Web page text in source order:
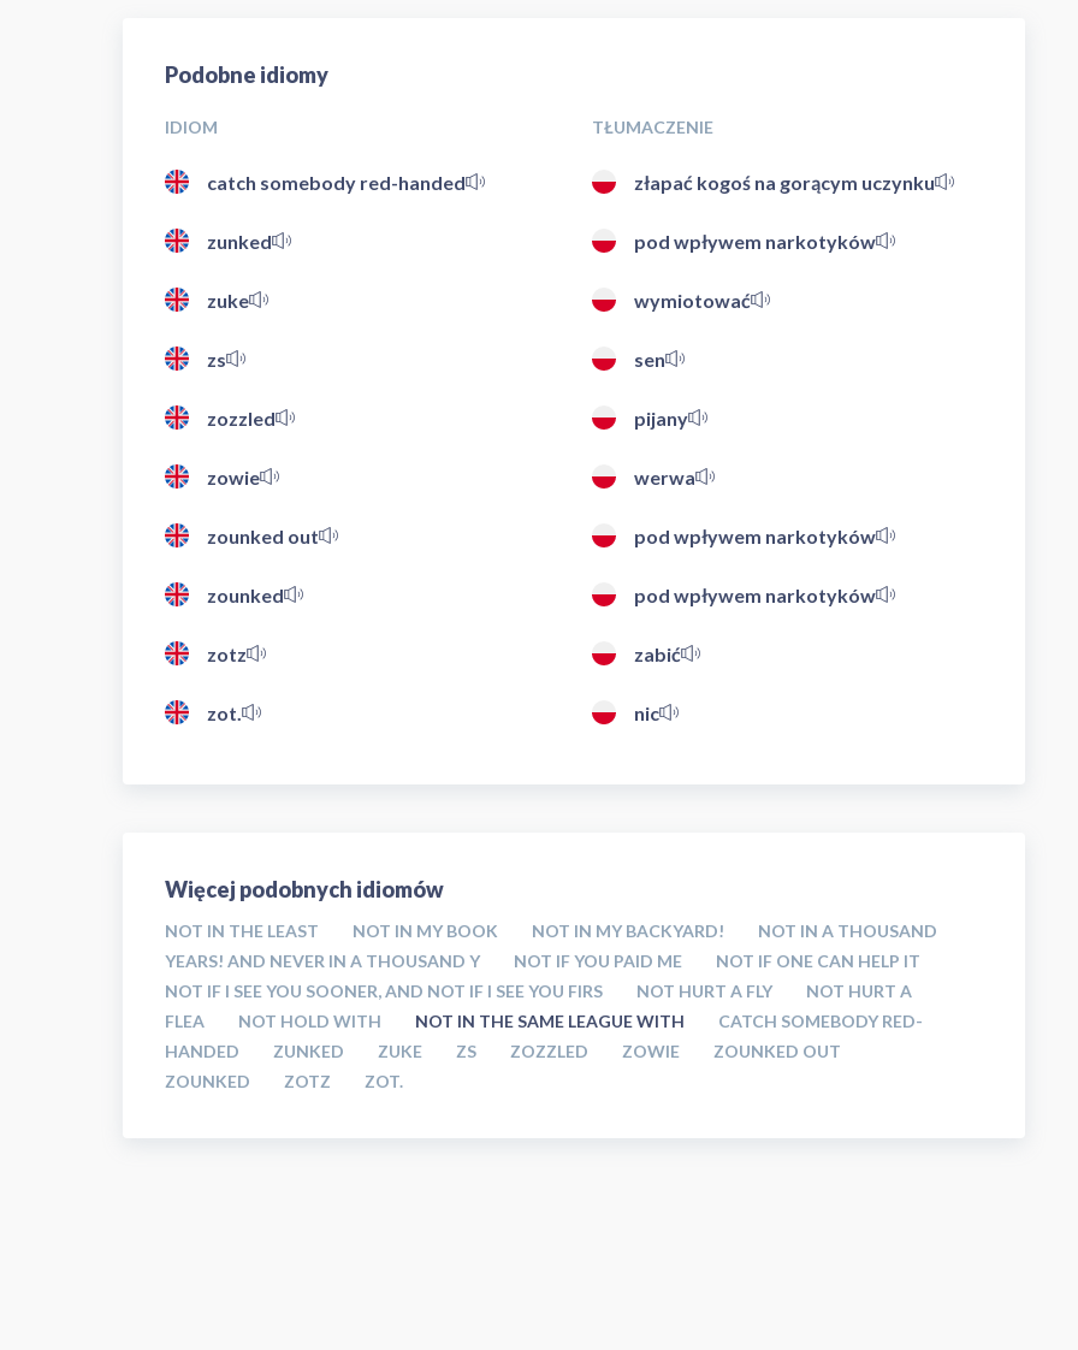
Podobne idiomy
IDIOM TŁUMACZENIE
catch somebody red-handed złapać kogoś na gorącym uczynku
zunked pod wpływem narkotyków
zuke wymiotować
zs sen
zozzled pijany
zowie werwa
zounked out pod wpływem narkotyków
zounked pod wpływem narkotyków
zotz zabić
zot. nic
Więcej podobnych idiomów
NOT IN THE LEAST NOT IN MY BOOK NOT IN MY BACKYARD!
NOT IN A THOUSAND
YEARS! AND NEVER IN A THOUSAND Y
NOT IF YOU PAID ME
NOT IF ONE CAN HELP IT
NOT IF I SEE YOU SOONER, AND NOT IF I SEE YOU FIRS
NOT HURT A FLY
NOT HURT A
FLEA
NOT HOLD WITH NOT IN THE SAME LEAGUE WITH
CATCH SOMEBODY RED-
HANDED
ZUNKED ZUKE ZS ZOZZLED ZOWIE
ZOUNKED OUT
ZOUNKED
ZOTZ ZOT.